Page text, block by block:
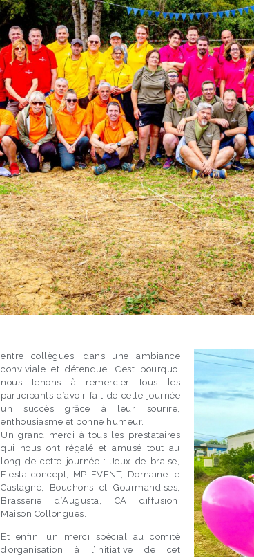
entre collègues, dans une ambiance
conviviale et détendue. C’est pourquoi
nous tenons à remercier tous les
participants d’avoir fait de cette journée
un succès grâce à leur sourire,
enthousiasme et bonne humeur.
Un grand merci à tous les prestataires
qui nous ont régalé et amusé tout au
long de cette journée : Jeux de braise,
Fiesta concept, MP EVENT, Domaine le
Castagné, Bouchons et Gourmandises,
Brasserie d’Augusta, CA diffusion,
Maison Collongues.
Et enfin, un merci spécial au comité
d’organisation à l’initiative de cet